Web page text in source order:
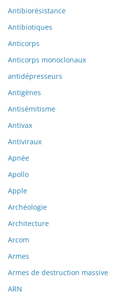
Antibiorésistance
Antibiotiques
Anticorps
Anticorps monoclonaux
antidépresseurs
Antigènes
Antisémitisme
Antivax
Antiviraux
Apnée
Apollo
Apple
Archéologie
Architecture
Arcom
Armes
Armes de destruction massive
ARN